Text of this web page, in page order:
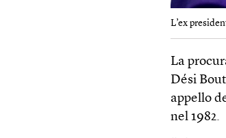
L’ex
La
Dési
appello
nel 1982.